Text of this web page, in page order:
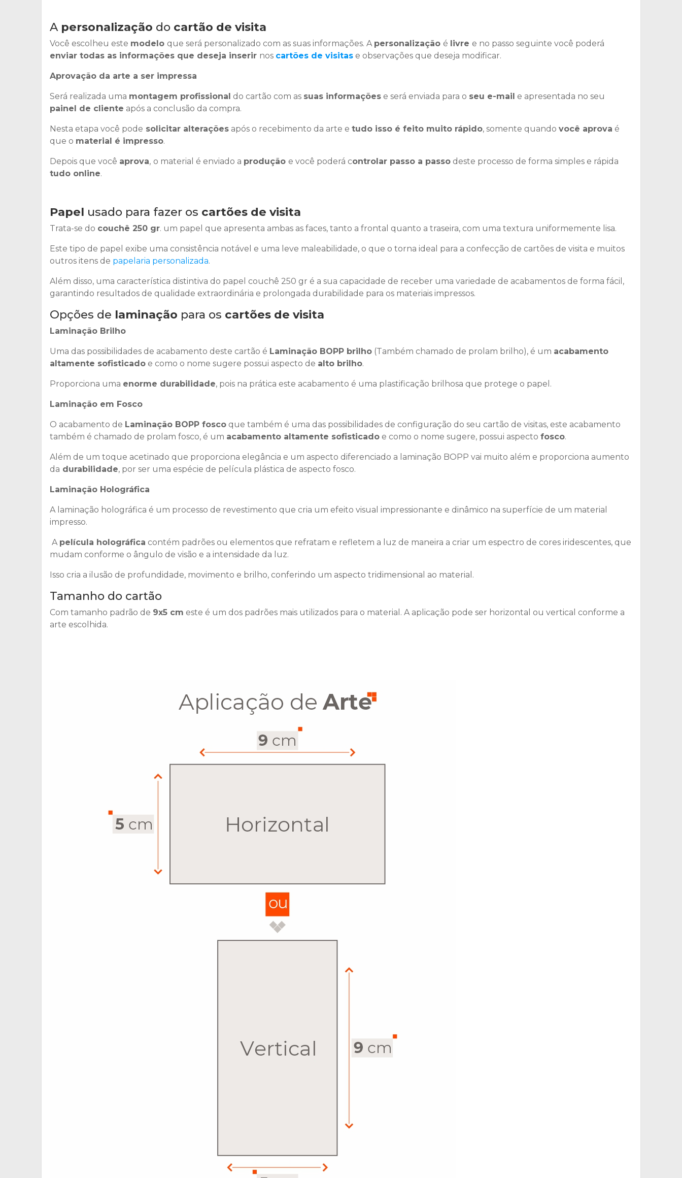
A personalização do cartão de visita
Você escolheu este modelo que será personalizado com as suas informações. A personalização é livre e no passo seguinte você poderá
enviar todas as informações que deseja inserir nos cartões de visitas e observações que deseja modificar.
Aprovação da arte a ser impressa
Será realizada uma montagem profissional do cartão com as suas informações e será enviada para o seu e-mail e apresentada no seu
painel de cliente após a conclusão da compra.
Nesta etapa você pode solicitar alterações após o recebimento da arte e tudo isso é feito muito rápido, somente quando você aprova é
que o material é impresso.
Depois que você aprova, o material é enviado a produção e você poderá controlar passo a passo deste processo de forma simples e rápida
tudo online.
Papel usado para fazer os cartões de visita
Trata-se do couchê 250 gr. um papel que apresenta ambas as faces, tanto a frontal quanto a traseira, com uma textura uniformemente lisa.
Este tipo de papel exibe uma consistência notável e uma leve maleabilidade, o que o torna ideal para a confecção de cartões de visita e muitos
outros itens de papelaria personalizada.
Além disso, uma característica distintiva do papel couchê 250 gr é a sua capacidade de receber uma variedade de acabamentos de forma fácil,
garantindo resultados de qualidade extraordinária e prolongada durabilidade para os materiais impressos.
Opções de laminação para os cartões de visita
Laminação Brilho
Uma das possibilidades de acabamento deste cartão é Laminação BOPP brilho (Também chamado de prolam brilho), é um acabamento
altamente sofisticado e como o nome sugere possui aspecto de alto brilho.
Proporciona uma enorme durabilidade, pois na prática este acabamento é uma plastificação brilhosa que protege o papel.
Laminação em Fosco
O acabamento de Laminação BOPP fosco que também é uma das possibilidades de configuração do seu cartão de visitas, este acabamento
também é chamado de prolam fosco, é um acabamento altamente sofisticado e como o nome sugere, possui aspecto fosco.
Além de um toque acetinado que proporciona elegância e um aspecto diferenciado a laminação BOPP vai muito além e proporciona aumento
da durabilidade, por ser uma espécie de película plástica de aspecto fosco.
Laminação Holográfica
A laminação holográfica é um processo de revestimento que cria um efeito visual impressionante e dinâmico na superfície de um material
impresso.
A película holográfica contém padrões ou elementos que refratam e refletem a luz de maneira a criar um espectro de cores iridescentes, que
mudam conforme o ângulo de visão e a intensidade da luz.
Isso cria a ilusão de profundidade, movimento e brilho, conferindo um aspecto tridimensional ao material.
Tamanho do cartão
Com tamanho padrão de 9x5 cm este é um dos padrões mais utilizados para o material. A aplicação pode ser horizontal ou vertical conforme a
arte escolhida.